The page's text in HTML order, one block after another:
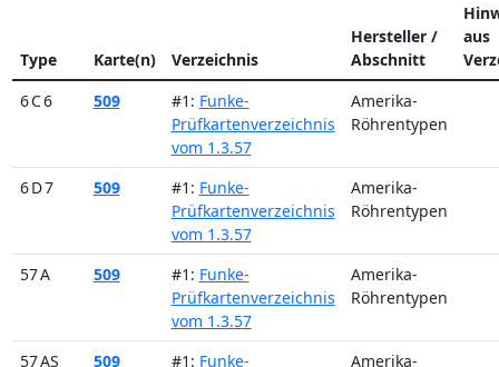
Type Karte(n) Verzeichnis
Hersteller /
Abschnitt
aus
6 C 6
509 #1: Funke-
Prüfkartenverzeichnis
vom 1.3.57
Amerika-
Röhrentypen
6 D 7 509 #1: Funke-
Prüfkartenverzeichnis
vom 1.3.57
Amerika-
Röhrentypen
57 A 509 #1: Funke-
Prüfkartenverzeichnis
vom 1.3.57
Amerika-
Röhrentypen
57 AS 509 #1: Funke- Amerika-